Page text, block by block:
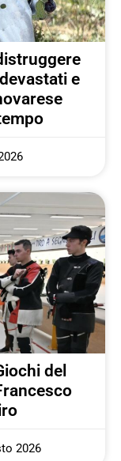
e
del
2026